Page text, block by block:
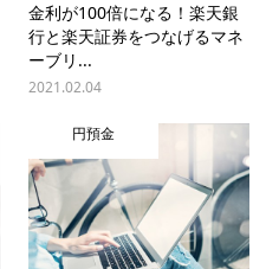
金利が100倍になる！楽天銀
行と楽天証券をつなげるマネ
ーブリ...
2021.02.04
円預金